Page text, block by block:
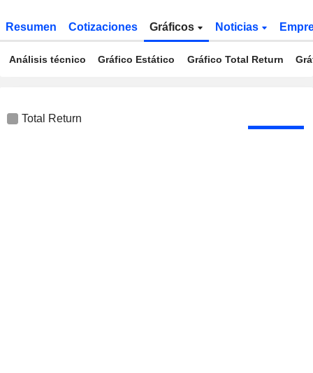
Resumen Cotizaciones Gráficos Noticias
Análisis técnico Gráfico Estático Gráfico Total Return
Total Return